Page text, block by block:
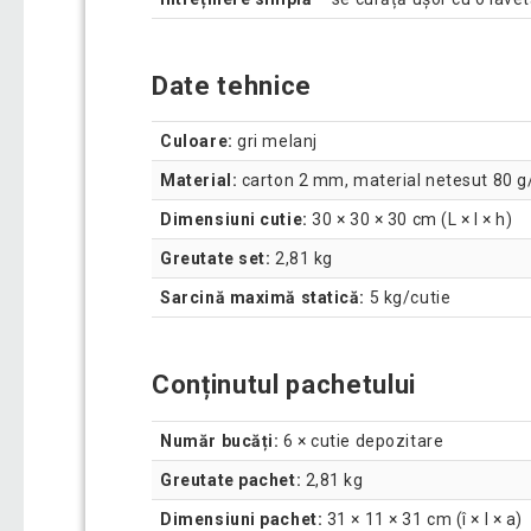
Date tehnice
Culoare: gri melanj
Material: carton 2 mm, material netesut 80
Dimensiuni cutie: 30 × 30 × 30 cm (L × l × h)
Greutate set: 2,81 kg
Sarcină maximă statică: 5 kg/cutie
Conținutul pachetului
Număr bucăți: 6 × cutie depozitare
Greutate pachet: 2,81 kg
Dimensiuni pachet: 31 × 11 × 31 cm (î × l × a)